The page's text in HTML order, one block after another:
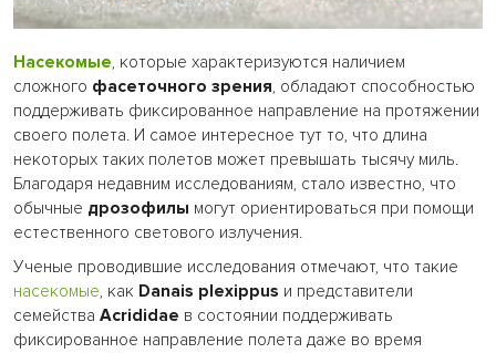
Насекомые, которые характеризуются наличием
сложного фасеточного зрения, обладают способностью
поддерживать фиксированное направление на протяжении
своего полета. И самое интересное тут то, что длина
некоторых таких полетов может превышать тысячу миль.
Благодаря недавним исследованиям, стало известно, что
обычные дрозофилы могут ориентироваться при помощи
естественного светового излучения.
Ученые проводившие исследования отмечают, что такие
насекомые, как Danais plexippus и представители
семейства Acrididae в состоянии поддерживать
фиксированное направление полета даже во время